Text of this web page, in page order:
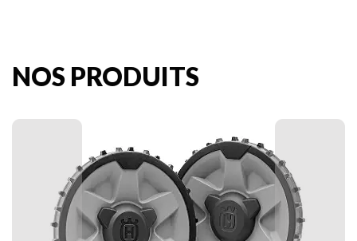
NOS PRODUITS